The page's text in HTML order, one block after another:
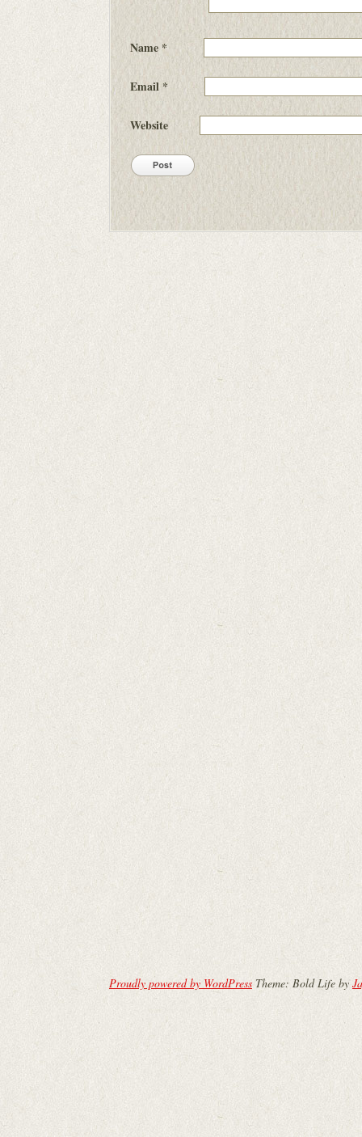
Name *
Email *
Website
Proudly powered by WordPress Theme: Bold Life by